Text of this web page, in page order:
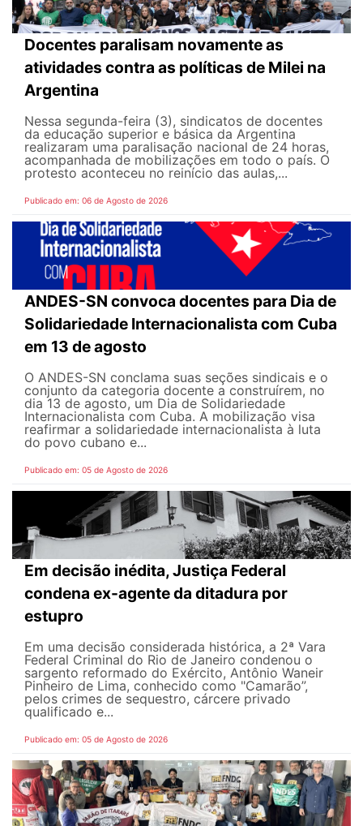
Docentes paralisam novamente as
atividades contra as políticas de Milei na
Argentina
Nessa segunda-feira (3), sindicatos de docentes
da educação superior e básica da Argentina
realizaram uma paralisação nacional de 24 horas,
acompanhada de mobilizações em todo o país. O
protesto aconteceu no reinício das aulas,...
Publicado em: 06 de Agosto de 2026
ANDES-SN convoca docentes para Dia de
Solidariedade Internacionalista com Cuba
em 13 de agosto
O ANDES-SN conclama suas seções sindicais e o
conjunto da categoria docente a construírem, no
dia 13 de agosto, um Dia de Solidariedade
Internacionalista com Cuba. A mobilização visa
reafirmar a solidariedade internacionalista à luta
do povo cubano e...
Publicado em: 05 de Agosto de 2026
Em decisão inédita, Justiça Federal
condena ex-agente da ditadura por
estupro
Em uma decisão considerada histórica, a 2ª Vara
Federal Criminal do Rio de Janeiro condenou o
sargento reformado do Exército, Antônio Waneir
Pinheiro de Lima, conhecido como "Camarão”,
pelos crimes de sequestro, cárcere privado
qualificado e...
Publicado em: 05 de Agosto de 2026